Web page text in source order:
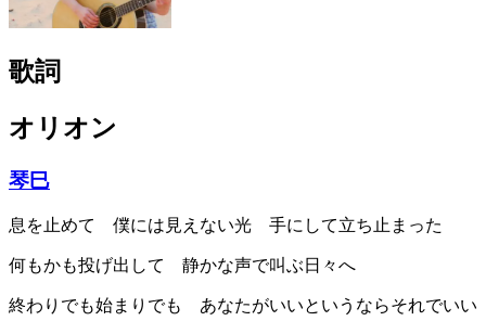
歌詞
オリオン
琴巳
息を止めて 僕には見えない光 手にして立ち止まった
何もかも投げ出して 静かな声で叫ぶ日々へ
終わりでも始まりでも あなたがいいというならそれでいい